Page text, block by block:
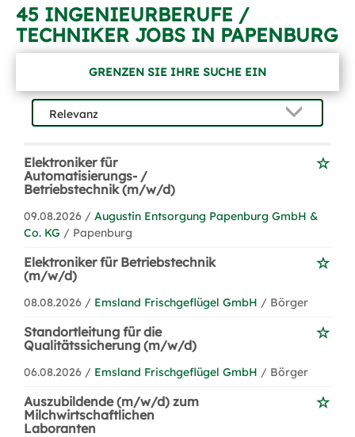
45 INGENIEURBERUFE /
TECHNIKER JOBS IN PAPENBURG
GRENZEN SIE IHRE SUCHE EIN
Elektroniker für
Automatisierungs- /
Betriebstechnik (m/w/d)
09.08.2026 / Augustin Entsorgung Papenburg GmbH &
Co. KG / Papenburg
Elektroniker für Betriebstechnik
(m/w/d)
08.08.2026 / Emsland Frischgeflügel GmbH / Börger
Standortleitung für die
Qualitätssicherung (m/w/d)
06.08.2026 / Emsland Frischgeflügel GmbH / Börger
Auszubildende (m/w/d) zum
Milchwirtschaftlichen
Laboranten